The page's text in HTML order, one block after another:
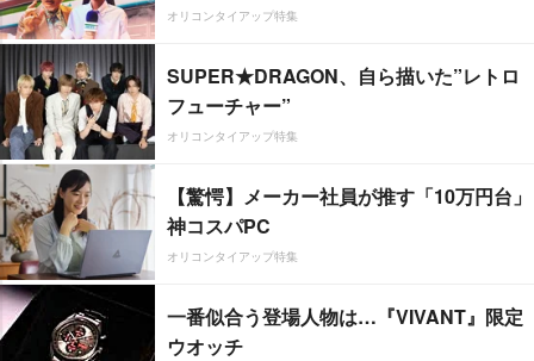
オリコンタイアップ特集
SUPER★DRAGON、自ら描いた”レトロ
フューチャー”
オリコンタイアップ特集
【驚愕】メーカー社員が推す「10万円台」
神コスパPC
オリコンタイアップ特集
一番似合う登場人物は…『VIVANT』限定
ウオッチ